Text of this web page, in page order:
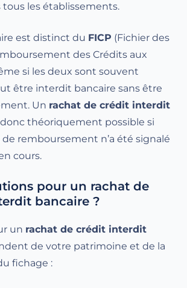
tous les établissements.
est distinct du FICP (Fichier des
des Crédits aux
si les deux sont souvent
être interdit bancaire sans être
Un rachat de crédit interdit
théoriquement possible si
remboursement n’a été signalé
cours.
pour un rachat de
bancaire ?
un rachat de crédit interdit
de votre patrimoine et de la
fichage :